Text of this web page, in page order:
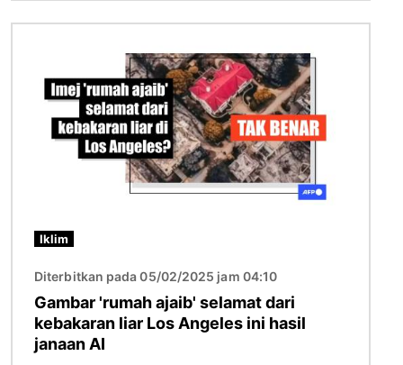
Iklim
Diterbitkan pada 05/02/2025 jam 04:10
Gambar 'rumah ajaib' selamat dari
kebakaran liar Los Angeles ini hasil
janaan AI